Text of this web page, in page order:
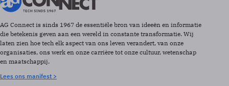
AG Connect is sinds 1967 de essentiële bron van ideeën en informatie
die betekenis geven aan een wereld in constante transformatie. Wij
laten zien hoe tech elk aspect van ons leven verandert, van onze
organisaties, ons werk en onze carrière tot onze cultuur, wetenschap
en maatschappij.
Lees ons manifest >